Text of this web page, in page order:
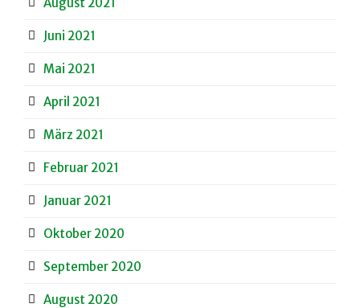
Juni 2021
Mai 2021
April 2021
März 2021
Februar 2021
Januar 2021
Oktober 2020
September 2020
August 2020